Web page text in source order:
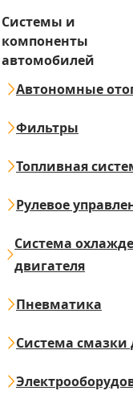
Системы и
компоненты
автомобилей
Автономные
Фильтры
Топливная
Рулевое
Система
двигателя
Пневматика
Система смазки